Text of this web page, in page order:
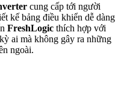
cung cấp tới người
kế bảng điều khiển dễ dàng
FreshLogic thích hợp với
ai mà không gây ra những
ngoài.